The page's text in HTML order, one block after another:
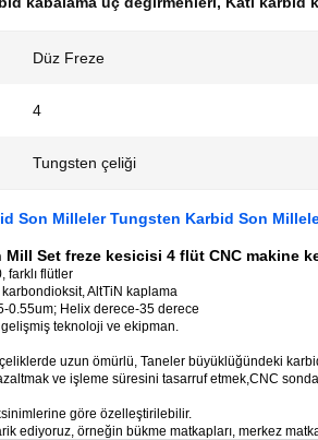
Düz Freze
4
Tungsten çeliği
Son Milleler Tungsten Karbid Son
Set freze kesicisi 4 flüt CNC makine
farklı flütler
AltTiN kaplama
0.55um; Helix derece-35 derece
teknoloji ve ekipman.
uzun ömürlü, Taneler büyüklüğündeki
ve işleme süresini tasarruf etmek,CNC
göre özelleştirilebilir.
ediyoruz, örneğin bükme matkapları, merkez